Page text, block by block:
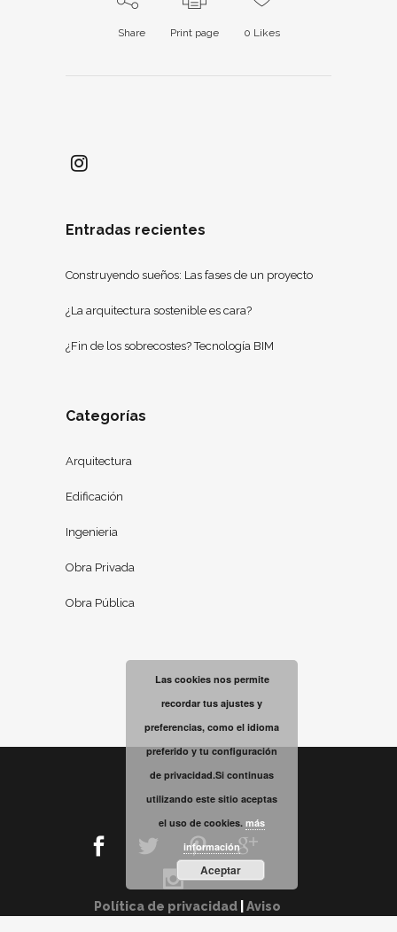
Share Print page 0 Likes
Entradas recientes
Construyendo sueños: Las fases de un proyecto
¿La arquitectura sostenible es cara?
¿Fin de los sobrecostes? Tecnología BIM
Categorías
Arquitectura
Edificación
Ingenieria
Obra Privada
Obra Pública
Política de privacidad
Aviso
Las cookies nos permite
recordar tus ajustes y
preferencias, como el idioma
preferido y tu configuración
de privacidad.Si continuas
utilizando este sitio aceptas
el uso de cookies. más
información
Aceptar